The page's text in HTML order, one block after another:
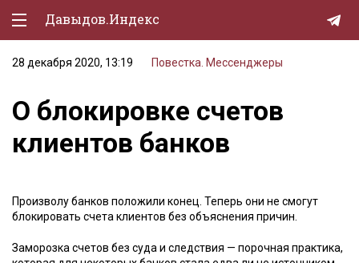
Давыдов.Индекс
Политическая жизнь
Экономика
Природа
Спорт
28 декабря 2020, 13:19 Повестка. Мессенджеры
О блокировке счетов
клиентов банков
Произволу банков положили конец. Теперь они не смогут
блокировать счета клиентов без объяснения причин.
Заморозка счетов без суда и следствия — порочная практика,